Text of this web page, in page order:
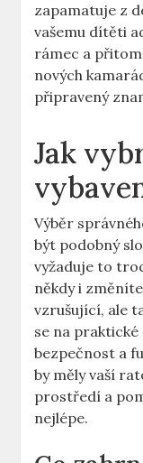
zapamatuje z
vašemu dítěti
rámec a
nových
připravený
Jak
Výběr
být podobný
vyžaduje to
někdy i
vzrušující, ale
se na praktické
bezpečnost a
by měly vaší
prostředí a
nejlépe.